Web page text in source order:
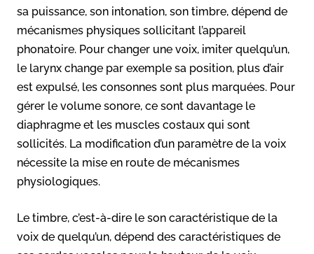
sa puissance, son intonation, son timbre, dépend de
mécanismes physiques sollicitant l’appareil
phonatoire. Pour changer une voix, imiter quelqu’un,
le larynx change par exemple sa position, plus d’air
est expulsé, les consonnes sont plus marquées. Pour
gérer le volume sonore, ce sont davantage le
diaphragme et les muscles costaux qui sont
sollicités. La modification d’un paramètre de la voix
nécessite la mise en route de mécanismes
physiologiques.
Le timbre, c’est-à-dire le son caractéristique de la
voix de quelqu’un, dépend des caractéristiques de